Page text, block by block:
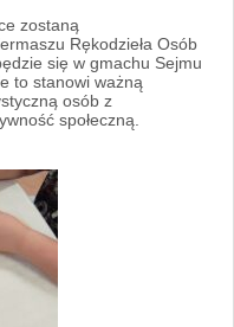
zostaną
Rękodzieła Osób
się w gmachu Sejmu
to stanowi ważną
osób z
społeczną.